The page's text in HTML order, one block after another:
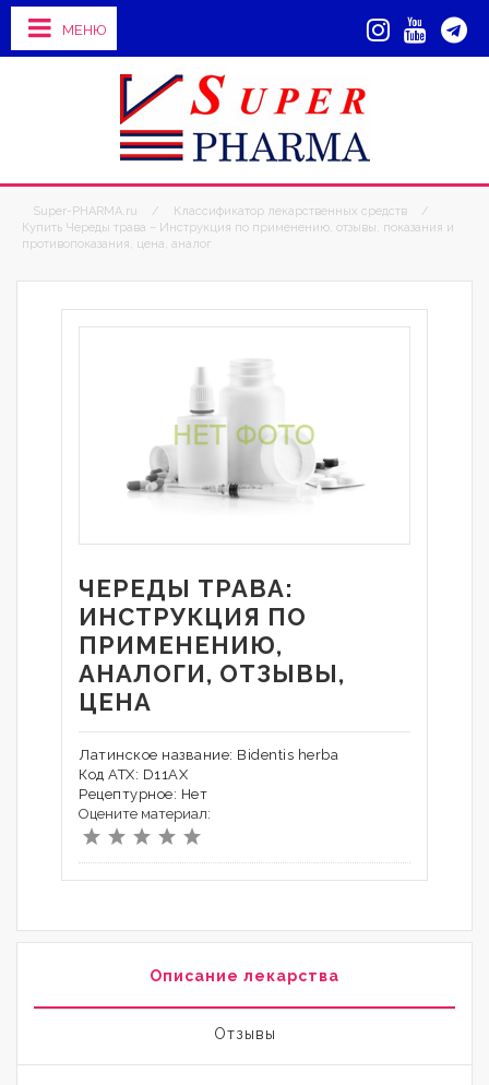
МЕНЮ
Super-PHARMA.ru / Классификатор лекарственных средств
/
Купить Череды трава – Инструкция по применению, отзывы, показания и
противопоказания, цена, аналог
ЧЕРЕДЫ ТРАВА:
ИНСТРУКЦИЯ ПО
ПРИМЕНЕНИЮ,
АНАЛОГИ, ОТЗЫВЫ,
ЦЕНА
Латинское название: Bidentis herba
Код АТХ: D11AX
Рецептурное: Нет
Оцените материал:
Описание лекарства
Отзывы